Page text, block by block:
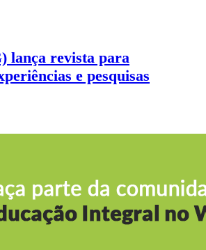
lança revista para
e pesquisas